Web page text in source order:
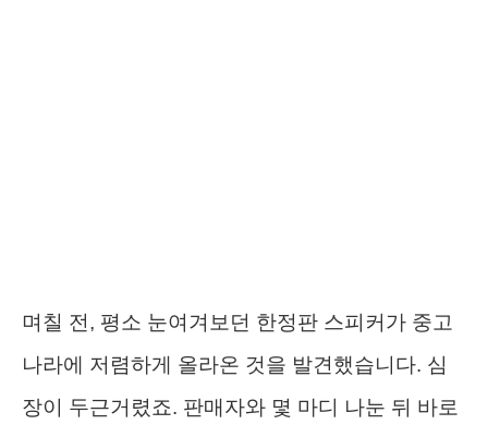
며칠 전, 평소 눈여겨보던 한정판 스피커가 중고
나라에 저렴하게 올라온 것을 발견했습니다. 심
장이 두근거렸죠. 판매자와 몇 마디 나눈 뒤 바로